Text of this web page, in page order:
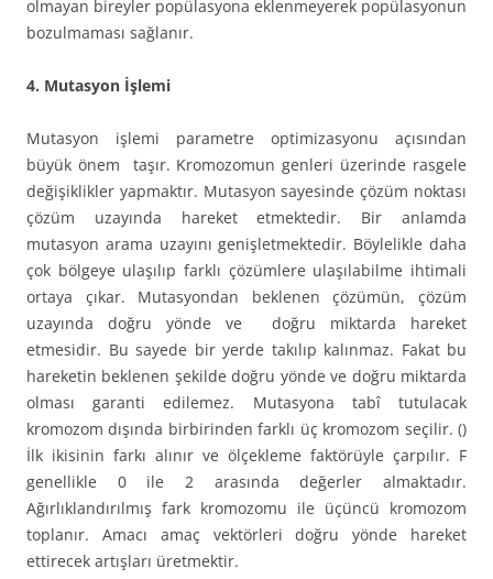
olmayan bireyler popülasyona eklenmeyerek popülasyonun
bozulmaması sağlanır.
4. Mutasyon İşlemi
Mutasyon işlemi parametre optimizasyonu açısından
büyük önem taşır. Kromozomun genleri üzerinde rasgele
değişiklikler yapmaktır. Mutasyon sayesinde çözüm noktası
çözüm uzayında hareket etmektedir. Bir anlamda
mutasyon arama uzayını genişletmektedir. Böylelikle daha
çok bölgeye ulaşılıp farklı çözümlere ulaşılabilme ihtimali
ortaya çıkar. Mutasyondan beklenen çözümün, çözüm
uzayında doğru yönde ve doğru miktarda hareket
etmesidir. Bu sayede bir yerde takılıp kalınmaz. Fakat bu
hareketin beklenen şekilde doğru yönde ve doğru miktarda
olması garanti edilemez. Mutasyona tabî tutulacak
kromozom dışında birbirinden farklı üç kromozom seçilir. ()
İlk ikisinin farkı alınır ve ölçekleme faktörüyle çarpılır. F
genellikle 0 ile 2 arasında değerler almaktadır.
Ağırlıklandırılmış fark kromozomu ile üçüncü kromozom
toplanır. Amacı amaç vektörleri doğru yönde hareket
ettirecek artışları üretmektir.